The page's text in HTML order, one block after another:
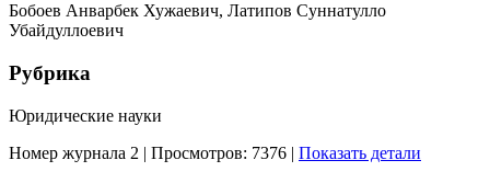
Бобоев Анварбек Хужаевич, Латипов Суннатулло
Убайдуллоевич
Рубрика
Юридические науки
Номер журнала 2 | Просмотров: 7376 | Показать детали